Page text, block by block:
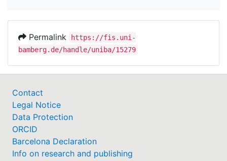
Permalink
https://fis.uni-
bamberg.de/handle/uniba/15279
Contact
Legal Notice
Data Protection
ORCID
Barcelona Declaration
Info on research and publishing